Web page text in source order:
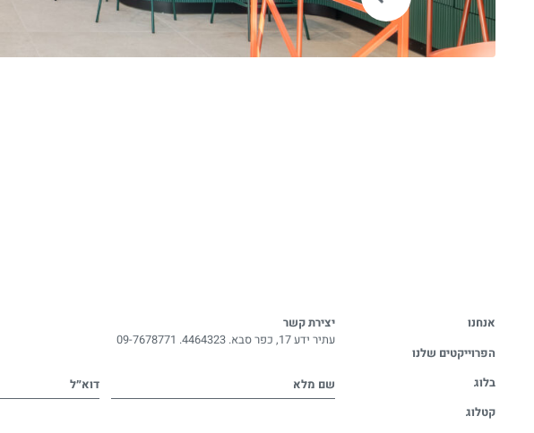
יצירת קשר
עתיר ידע 17, כפר סבא. 4464323.
09-7678771
שם מלא דוא״ל
אנחנו
הפרוייקטים שלנו
בלוג
קטלוג